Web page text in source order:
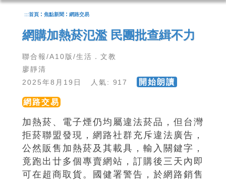
:::首頁 : 焦點新聞 : 網路交易
網購加熱菸氾濫 民團批查緝不力
聯合報/A10版/生活．文教
廖靜清
2025年8月19日 人氣: 917
開始朗讀
網路交易
加熱菸、電子煙仍均屬違法菸品，但台灣
拒菸聯盟發現，網路社群充斥違法廣告，
公然販售加熱菸及其載具，輸入關鍵字，
竟跑出廿多個專賣網站，訂購後三天內即
可在超商取貨。國健署警告，於網路銷售